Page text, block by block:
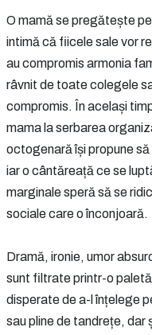
O mamă se pregătește
intimă că fiicele sale vor
au compromis armonia
râvnit de toate colegele
compromis. În același
mama la serbarea
octogenară își propune
iar o cântăreață ce se
marginale speră să se
sociale care o înconjoară.
Dramă, ironie, umor
sunt filtrate printr-o
disperate de a-l înțelege
sau pline de tandrețe, dar